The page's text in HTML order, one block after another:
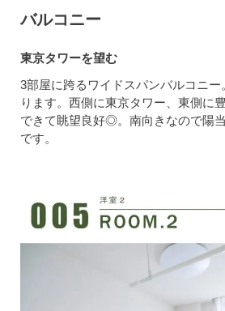
バルコニー
東京タワーを望む
3部屋に跨るワイドスパンバルコニー
ります。西側に東京タワー、東側に
できて眺望良好◎。南向きなので陽
です。